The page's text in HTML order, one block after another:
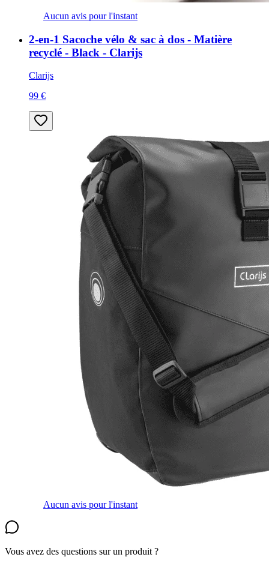
Aucun avis pour l'instant
2-en-1 Sacoche vélo & sac à dos - Matière
recyclé - Black - Clarijs
Clarijs
99 €
Aucun avis pour l'instant
Vous avez des questions sur un produit ?